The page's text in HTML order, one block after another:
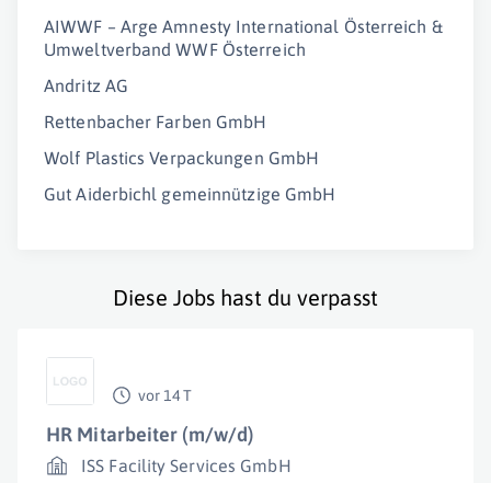
AIWWF – Arge Amnesty International Österreich &
Umweltverband WWF Österreich
Andritz AG
Rettenbacher Farben GmbH
Wolf Plastics Verpackungen GmbH
Gut Aiderbichl gemeinnützige GmbH
Diese Jobs hast du verpasst
vor 14 T
HR Mitarbeiter (m/w/d)
ISS Facility Services GmbH